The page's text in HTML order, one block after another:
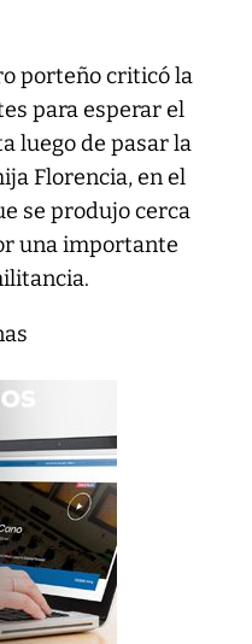
porteño criticó la
para esperar el
luego de pasar la
Florencia, en el
se produjo cerca
una importante